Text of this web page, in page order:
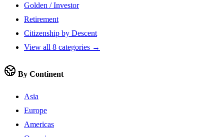
Golden / Investor
Retirement
Citizenship by Descent
View all 8 categories →
By Continent
Asia
Europe
Americas